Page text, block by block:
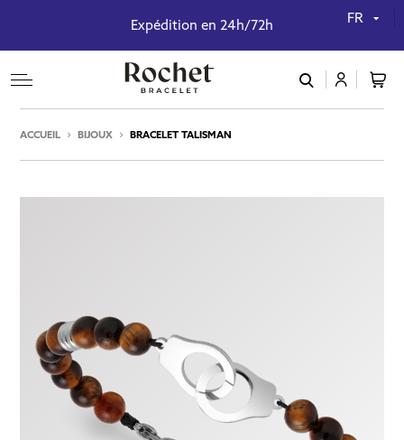
Expédition en 24h/72h FR
connexion
Inscription
ACCUEIL BIJOUX BRACELET TALISMAN